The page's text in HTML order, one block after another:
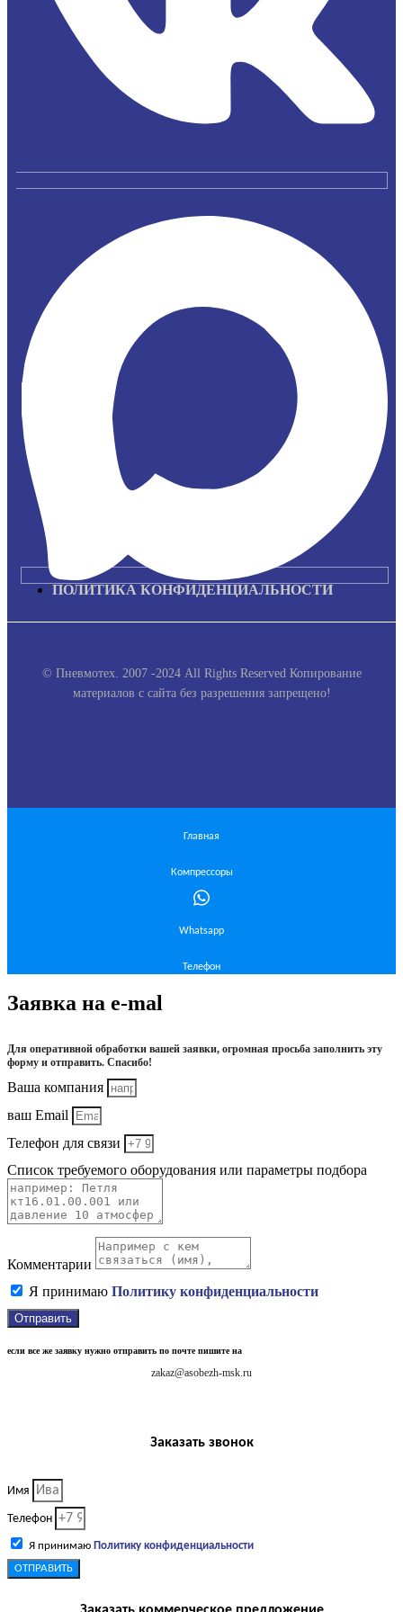
ПОЛИТИКА КОНФИДЕНЦИАЛЬНОСТИ
© Пневмотех. 2007 -2024 All Rights Reserved Копирование
материалов с сайта без разрешения запрещено!
Главная
Компрессоры
Whatsapp
Телефон
Заявка на e-mal
Для оперативной обработки вашей заявки, огромная просьба заполнить эту
форму и отправить. Спасибо!
Ваша компания
ваш Email
Телефон для связи
Список требуемого оборудования или параметры подбора
Комментарии
Я принимаю Политику конфиденциальности
Отправить
если все же заявку нужно отправить по почте пишите на
zakaz@asobezh-msk.ru
Заказать звонок
Имя
Телефон
Я принимаю Политику конфиденциальности
ОТПРАВИТЬ